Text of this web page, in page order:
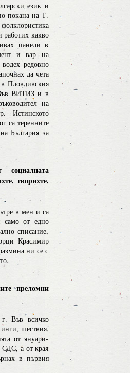
език и
покана на Т.
какво
панели в
и вар на
редовно
да чета
Пловдивския
Във ВИТИЗ и в
на
Истинското
са теренните
България за
творихте,
в мен и са
от едно
списание,
Красимир
ни се с
преломни
Във всичко
шествия,
от януари-
СДС, а от края
в първия